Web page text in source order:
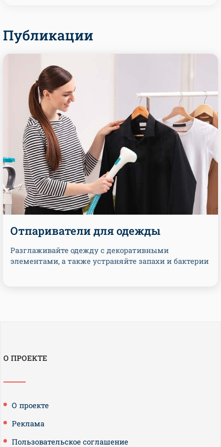
Публикации
Отпариватели для одежды
Разглаживайте одежду с декоративными
элементами, а также устраняйте запахи и бактерии
О ПРОЕКТЕ
О проекте
Реклама
Пользовательское соглашение